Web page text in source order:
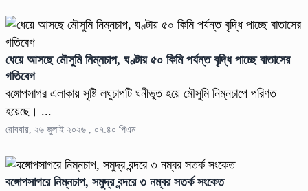
ধেয়ে আসছে মৌসুমি নিম্নচাপ, ঘণ্টায় ৫০ কিমি পর্যন্ত বৃদ্ধি পাচ্ছে বাতাসের
গতিবেগ
বঙ্গোপসাগর এলাকায় সৃষ্টি লঘুচাপটি ঘনীভূত হয়ে মৌসুমি নিম্নচাপে পরিণত
হয়েছে। ...
রোববার, ২৬ জুলাই ২০২৬ , ০৭:৪০ পিএম
বঙ্গোপসাগরে নিম্নচাপ, সমুদ্র বন্দরে ৩ নম্বর সতর্ক সংকেত